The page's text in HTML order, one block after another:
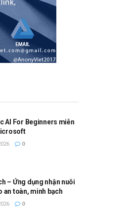
AI For Beginners miễn
0
– Ứng dụng nhận nuôi
an toàn, minh bạch
0